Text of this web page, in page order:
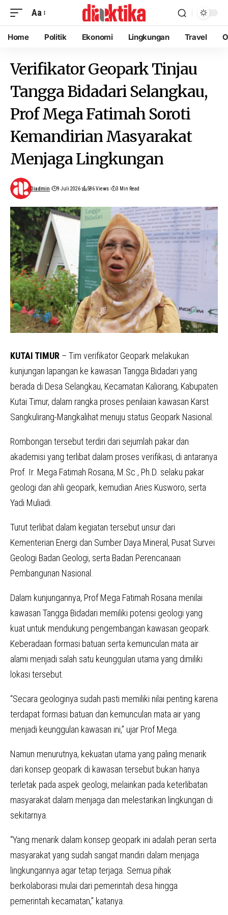
Aa
Home Politik Ekonomi Lingkungan Travel
Verifikator Geopark Tinjau
Tangga Bidadari Selangkau,
Prof Mega Fatimah Soroti
Kemandirian Masyarakat
Menjaga Lingkungan
Diadmin 9 Juli 2026 586 Views 3 Min Read
KUTAI TIMUR – Tim verifikator Geopark melakukan
kunjungan lapangan ke kawasan Tangga Bidadari yang
berada di Desa Selangkau, Kecamatan Kaliorang, Kabupaten
Kutai Timur, dalam rangka proses penilaian kawasan Karst
Sangkulirang-Mangkalihat menuju status Geopark Nasional.
Rombongan tersebut terdiri dari sejumlah pakar dan
akademisi yang terlibat dalam proses verifikasi, di antaranya
Prof. Ir. Mega Fatimah Rosana, M.Sc., Ph.D. selaku pakar
geologi dan ahli geopark, kemudian Aries Kusworo, serta
Yadi Muliadi.
Turut terlibat dalam kegiatan tersebut unsur dari
Kementerian Energi dan Sumber Daya Mineral, Pusat Survei
Geologi Badan Geologi, serta Badan Perencanaan
Pembangunan Nasional.
Dalam kunjungannya, Prof Mega Fatimah Rosana menilai
kawasan Tangga Bidadari memiliki potensi geologi yang
kuat untuk mendukung pengembangan kawasan geopark.
Keberadaan formasi batuan serta kemunculan mata air
alami menjadi salah satu keunggulan utama yang dimiliki
lokasi tersebut.
“Secara geologinya sudah pasti memiliki nilai penting karena
terdapat formasi batuan dan kemunculan mata air yang
menjadi keunggulan kawasan ini,” ujar Prof Mega.
Namun menurutnya, kekuatan utama yang paling menarik
dari konsep geopark di kawasan tersebut bukan hanya
terletak pada aspek geologi, melainkan pada keterlibatan
masyarakat dalam menjaga dan melestarikan lingkungan di
sekitarnya.
“Yang menarik dalam konsep geopark ini adalah peran serta
masyarakat yang sudah sangat mandiri dalam menjaga
lingkungannya agar tetap terjaga. Semua pihak
berkolaborasi mulai dari pemerintah desa hingga
pemerintah kecamatan,” katanya.